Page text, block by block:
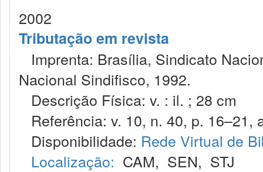
2002
Tributação em revista
Imprenta: Brasília, Sindicato
Nacional Sindifisco, 1992.
Descrição Física: v. : il. ; 28 cm
Referência: v. 10, n. 40, p. 16–21,
Disponibilidade: Rede Virtual de
Localização: CAM, SEN, STJ